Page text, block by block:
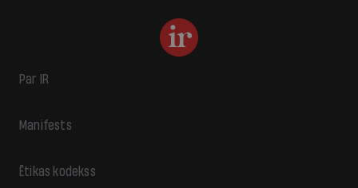
Par IR
Manifests
Ētikas kodekss